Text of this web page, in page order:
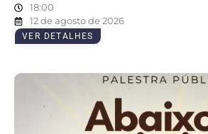
18:00
12 de agosto de 2026
VER DETALHES